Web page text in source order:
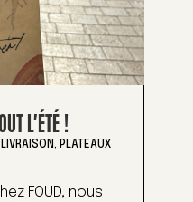
L’ÉTÉ !
LIVRAISON, PLATEAUX
FOUD, nous